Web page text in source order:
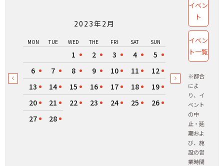
2023年2月
MON TUE WED THE FRI SAT SUN
1 2 3 4
5
6
7 8 9 10 11
12
13
14 15 16 17 18
19
20
21 22 23 24 25
26
27
28
イベン
ト
イベン
ト一覧
※都合
によ
り、イ
ベント
の中
止・延
期およ
び、施
設の営
業時間